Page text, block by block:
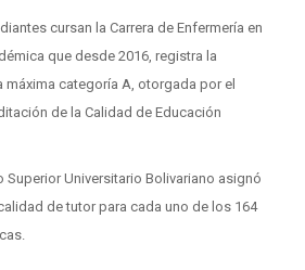
cursan la Carrera de Enfermería en
que desde 2016, registra la
máxima categoría A, otorgada por el
de la Calidad de Educación
Superior Universitario Bolivariano asignó
de tutor para cada uno de los 164